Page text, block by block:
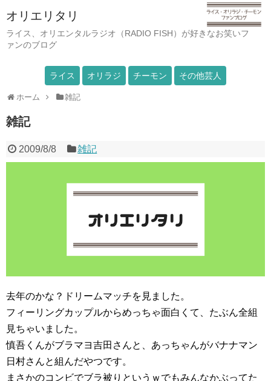
オリエリタリ
ライス、オリエンタルラジオ（RADIO FISH）が好きなお笑いフ
ァンのブログ
ライス オリラジ チーモン その他芸人
ホーム 雑記
雑記
2009/8/8 雑記
去年のかな？ドリームマッチを見ました。
フィーリングカップルからめっちゃ面白くて、たぶん全組
見ちゃいました。
慎吾くんがブラマヨ吉田さんと、あっちゃんがバナナマン
日村さんと組んだやつです。
まさかのコンビでブラ被りというｗでもみんなかぶってた